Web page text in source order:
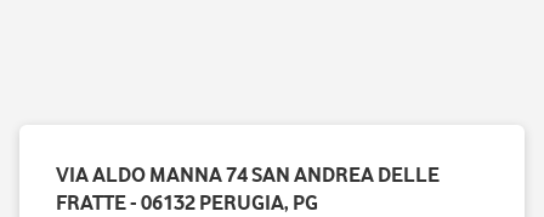
VIA ALDO MANNA 74 SAN ANDREA DELLE
FRATTE - 06132 PERUGIA, PG